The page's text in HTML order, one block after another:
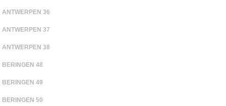
ANTWERPEN 36
ANTWERPEN 37
ANTWERPEN 38
BERINGEN 48
BERINGEN 49
BERINGEN 50